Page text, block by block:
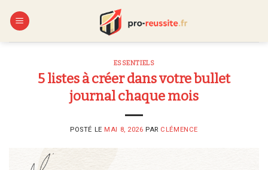
ESSENTIELS
5 listes à créer dans votre bullet
journal chaque mois
POSTÉ LE MAI 8, 2026 PAR CLÉMENCE